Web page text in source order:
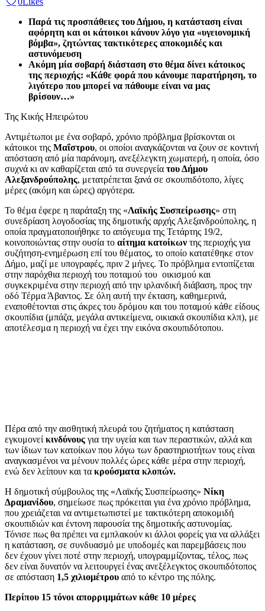
Παρά τις προσπάθειες του Δήμου, η κατάσταση είναι
αφόρητη και οι κάτοικοι κάνουν λόγο για «υγειονομική
βόμβα», ζητώντας τακτικότερες αποκομιδές και
αστυνόμευση
Ακόμη μία σοβαρή διάσταση στο θέμα δίνει κάτοικος
της περιοχής: «Κάθε φορά που κάνουμε παρατήρηση, το
λιγότερο που μπορεί να πάθουμε είναι να μας
βρίσουν…»
Της Κικής Ηπειρώτου
Αντιμέτωποι με ένα σοβαρό, χρόνιο πρόβλημα βρίσκονται οι
κάτοικοι της Μαΐστρου, οι οποίοι αναγκάζονται να ζουν σε κοντινή
απόσταση από μία παράνομη, ανεξέλεγκτη χωματερή, η οποία, όσο
συχνά κι αν καθαρίζεται από τα συνεργεία του Δήμου
Αλεξανδρούπολης, μετατρέπεται ξανά σε σκουπιδότοπο, λίγες
μέρες (ακόμη και ώρες) αργότερα.
Το θέμα έφερε η παράταξη της «Λαϊκής Συσπείρωσης» στη
συνεδρίαση λογοδοσίας της δημοτικής αρχής Αλεξανδρούπολης, η
οποία πραγματοποιήθηκε το απόγευμα της Τετάρτης 19/2,
κοινοποιώντας στην ουσία το αίτημα κατοίκων της περιοχής για
συζήτηση-ενημέρωση επί του θέματος, το οποίο κατατέθηκε στον
Δήμο, μαζί με υπογραφές, πριν 2 μήνες. Το πρόβλημα εντοπίζεται
στην παρόχθια περιοχή του ποταμού του οικισμού και
συγκεκριμένα στην περιοχή από την ιρλανδική διάβαση, προς την
οδό Τέρμα Άβαντος. Σε όλη αυτή την έκταση, καθημερινά,
εναποθέτονται στις άκρες του δρόμου και του ποταμού κάθε είδους
σκουπίδια (μπάζα, μεγάλα αντικείμενα, οικιακά σκουπίδια κλπ), με
αποτέλεσμα η περιοχή να έχει την εικόνα σκουπιδότοπου.
Πέρα από την αισθητική πλευρά του ζητήματος η κατάσταση
εγκυμονεί κινδύνους για την υγεία και των περαστικών, αλλά και
των ίδιων των κατοίκων που λόγω των δραστηριοτήτων τους είναι
αναγκασμένοι να μένουν πολλές ώρες κάθε μέρα στην περιοχή,
ενώ δεν λείπουν και τα κρούσματα κλοπών.
Η δημοτική σύμβουλος της «Λαϊκής Συσπείρωσης» Νίκη
Δραμανίδου, σημείωσε πως πρόκειται για ένα χρόνιο πρόβλημα,
που χρειάζεται να αντιμετωπιστεί με τακτικότερη αποκομιδή
σκουπιδιών και έντονη παρουσία της δημοτικής αστυνομίας.
Τόνισε πως θα πρέπει να εμπλακούν κι άλλοι φορείς για να αλλάξει
η κατάσταση, σε συνδυασμό με υποδομές και παρεμβάσεις που
δεν έχουν γίνει ποτέ στην περιοχή, υπογραμμίζοντας, τέλος, πως
δεν είναι δυνατόν να λειτουργεί ένας ανεξέλεγκτος σκουπιδότοπος
σε απόσταση 1,5 χιλιομέτρου από το κέντρο της πόλης.
Περίπου 15 τόνοι απορριμμάτων κάθε 10 μέρες